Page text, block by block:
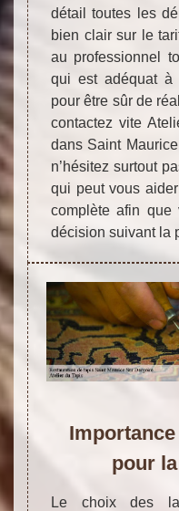
détail toutes les
bien clair sur le
au professionnel
qui est adéquat à
pour être sûr de
contactez vite
dans Saint
n’hésitez surtout
qui peut vous
complète afin que
décision suivant la
pour
Le choix des